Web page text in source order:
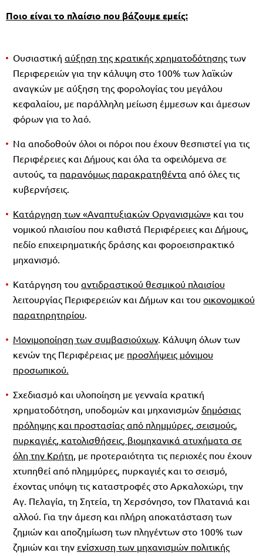
Ποιο είναι το πλαίσιο που βάζουμε εμείς:
Ουσιαστική αύξηση της κρατικής χρηματοδότησης των
Περιφερειών για την κάλυψη στο 100% των λαϊκών
αναγκών με αύξηση της φορολογίας του μεγάλου
κεφαλαίου, με παράλληλη μείωση έμμεσων και άμεσων
φόρων για το λαό.
Να αποδοθούν όλοι οι πόροι που έχουν θεσπιστεί για τις
Περιφέρειες και Δήμους και όλα τα οφειλόμενα σε
αυτούς, τα παρανόμως παρακρατηθέντα από όλες τις
κυβερνήσεις.
Κατάργηση των «Αναπτυξιακών Οργανισμών» και του
νομικού πλαισίου που καθιστά Περιφέρειες και Δήμους,
πεδίο επιχειρηματικής δράσης και φοροεισπρακτικό
μηχανισμό.
Κατάργηση του αντιδραστικού θεσμικού πλαισίου
λειτουργίας Περιφερειών και Δήμων και του οικονομικού
παρατηρητηρίου
Μονιμοποίηση των συμβασιούχων. Κάλυψη όλων των
κενών της Περιφέρειας με προσλήψεις μόνιμου
προσωπικού.
Σχεδιασμό και υλοποίηση με γενναία κρατική
χρηματοδότηση, υποδομών και μηχανισμών δημόσιας
πρόληψης και προστασίας από πλημμύρες, σεισμούς,
πυρκαγιές, κατολισθήσεις, βιομηχανικά ατυχήματα σε
όλη την Κρήτη , με προτεραιότητα τις περιοχές που έχουν
χτυπηθεί από πλημμύρες, πυρκαγιές και το σεισμό,
έχοντας υπόψη τις καταστροφές στο Αρκαλοχώρι, την
Αγ. Πελαγία, τη Σητεία, τη Χερσόνησο, τον Πλατανιά και
αλλού. Για την άμεση και πλήρη αποκατάσταση των
ζημιών και αποζημίωση των πληγέντων στο 100% των
ζημιών και την ενίσχυση των μηχανισμών πολιτικής